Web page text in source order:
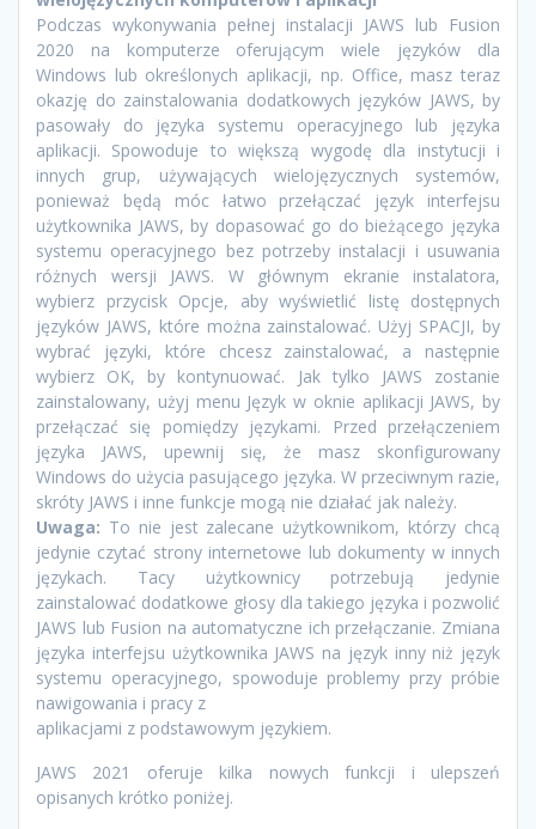
Podczas wykonywania pełnej instalacji JAWS lub Fusion
2020 na komputerze oferującym wiele języków dla
Windows lub określonych aplikacji, np. Office, masz teraz
okazję do zainstalowania dodatkowych języków JAWS, by
pasowały do języka systemu operacyjnego lub języka
aplikacji. Spowoduje to większą wygodę dla instytucji i
innych grup, używających wielojęzycznych systemów,
ponieważ będą móc łatwo przełączać język interfejsu
użytkownika JAWS, by dopasować go do bieżącego języka
systemu operacyjnego bez potrzeby instalacji i usuwania
różnych wersji JAWS. W głównym ekranie instalatora,
wybierz przycisk Opcje, aby wyświetlić listę dostępnych
języków JAWS, które można zainstalować. Użyj SPACJI, by
wybrać języki, które chcesz zainstalować, a następnie
wybierz OK, by kontynuować. Jak tylko JAWS zostanie
zainstalowany, użyj menu Język w oknie aplikacji JAWS, by
przełączać się pomiędzy językami. Przed przełączeniem
języka JAWS, upewnij się, że masz skonfigurowany
Windows do użycia pasującego języka. W przeciwnym razie,
skróty JAWS i inne funkcje mogą nie działać jak należy.
Uwaga: To nie jest zalecane użytkownikom, którzy chcą
jedynie czytać strony internetowe lub dokumenty w innych
językach. Tacy użytkownicy potrzebują jedynie
zainstalować dodatkowe głosy dla takiego języka i pozwolić
JAWS lub Fusion na automatyczne ich przełączanie. Zmiana
języka interfejsu użytkownika JAWS na język inny niż język
systemu operacyjnego, spowoduje problemy przy próbie
nawigowania i pracy z
aplikacjami z podstawowym językiem.
JAWS 2021 oferuje kilka nowych funkcji i ulepszeń
opisanych krótko poniżej.